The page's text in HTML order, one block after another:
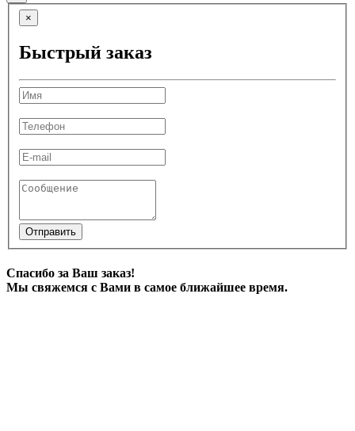
×
Быстрый заказ
Отправить
Спасибо за Ваш заказ!
Мы свяжемся с Вами в самое ближайшее время.